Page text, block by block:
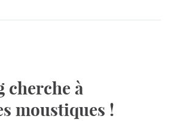
cherche à
moustiques !